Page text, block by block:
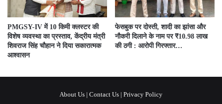
PMGSY-IV में 10 किमी क्लस्टर की
विशेष व्यवस्था का प्रस्ताव, केंद्रीय मंत्री
शिवराज सिंह चौहान ने दिया सकारात्मक
आश्वासन
फेसबुक पर दोस्ती, शादी का झांसा और
नौकरी दिलाने के नाम पर ₹10.98 लाख
की ठगी : आरोपी गिरफ्तार…
About Us | Contact Us | Privacy Policy